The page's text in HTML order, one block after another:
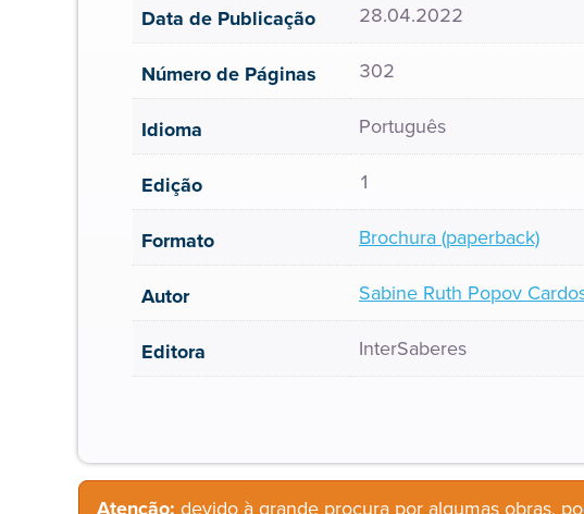
Data de Publicação 28.04.2022
Número de Páginas 302
Idioma Português
Edição 1
Formato Brochura (paperback)
Autor Sabine Ruth Popov
Editora InterSaberes